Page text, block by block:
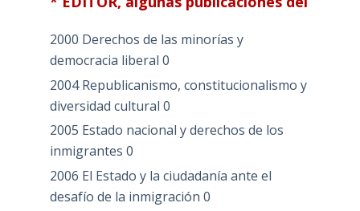
2000 Derechos de las minorías y
democracia liberal 0
2004 Republicanismo, constitucionalismo y
diversidad cultural 0
2005 Estado nacional y derechos de los
inmigrantes 0
2006 El Estado y la ciudadanía ante el
desafío de la inmigración 0